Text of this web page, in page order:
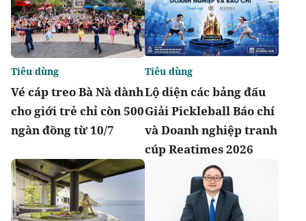
Vé cáp treo Bà Nà dành
cho giới trẻ chỉ còn 500
ngàn đồng từ 10/7
Tiêu dùng
Lộ diện các bảng đấu
Giải Pickleball Báo chí
và Doanh nghiệp tranh
cúp Reatimes 2026
Tiêu dùng